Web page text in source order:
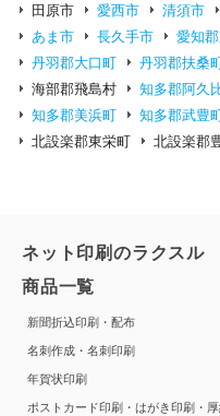
田原市
愛西市 清須市
あま市
長久手市 愛知
丹羽郡大口町
丹羽郡扶桑
海部郡飛島村
知多郡阿久
知多郡美浜町
知多郡武豊
北設楽郡東栄町
北設楽郡
ネット印刷のラクスル
商品一覧
新聞折込印刷・配布
名刺作成・名刺印刷
年賀状印刷
ポストカード印刷・はがき印刷・